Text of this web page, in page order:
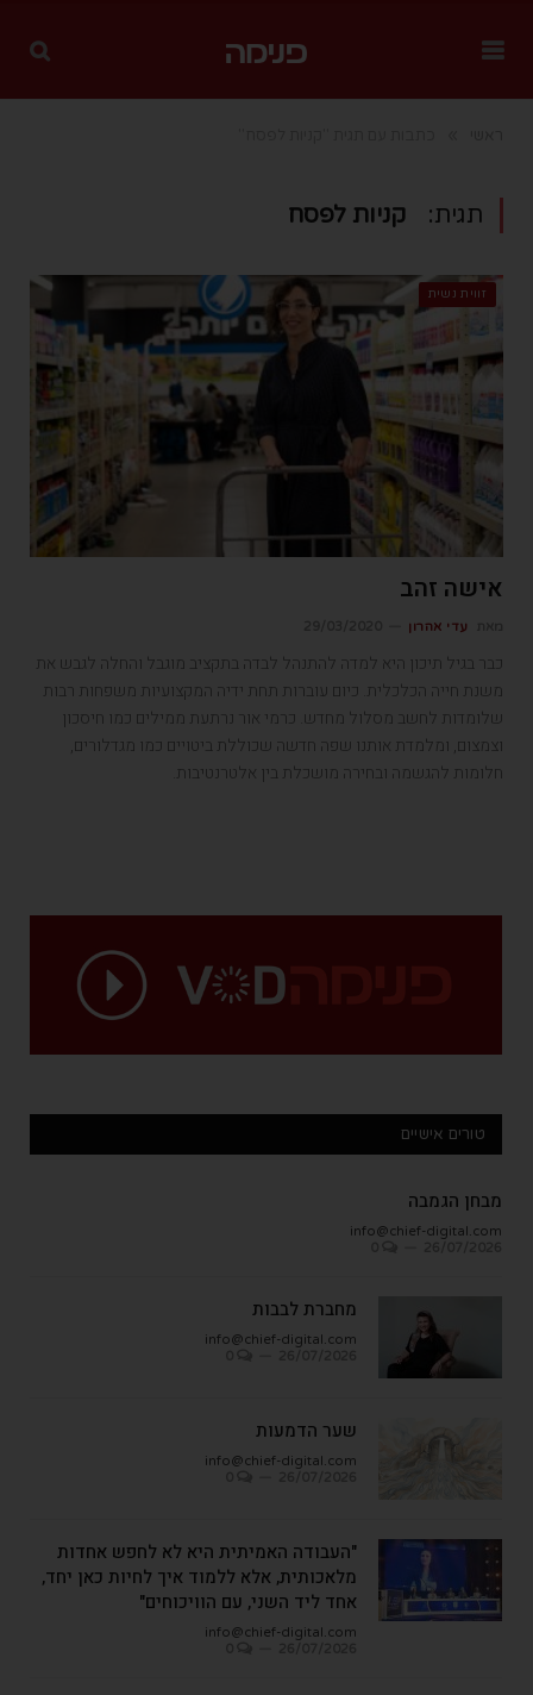
תגית: קניות לפסח
זווית נשית
אישה זהב
עדי אהרון
כבר בגיל תיכון היא למדה להתנהל לבדה בתקציב מוגבל והחלה לגבש את
משנת חייה הכלכלית. כיום עוברות תחת ידיה המקצועיות משפחות רבות
שלומדות לחשב מסלול מחדש. כרמי אור נרתעת ממילים כמו חיסכון
וצמצום, ומלמדת אותנו שפה חדשה שכוללת ביטויים כמו מגדלורים,
חלומות להגשמה ובחירה מושכלת בין אלטרנטיבות.
טורים אישיים
מבחן הגמבה
info@chief-digital.com
מחברת לבבות
info@chief-digital.com
שער הדמעות
info@chief-digital.com
"העבודה האמיתית היא לא לחפש אחדות
מלאכותית, אלא ללמוד איך לחיות כאן יחד,
אחד ליד השני, עם הוויכוחים"
info@chief-digital.com